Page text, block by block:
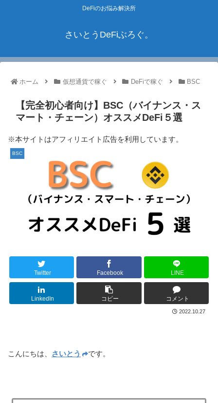
DeFiのお悩み解決所
さいとうDeFiぶろぐ。
ホーム 仮想通貨で稼ぐ DeFiで稼ぐ BSC
【完全初心者向け】BSC（バイナンス・ス
マート・チェーン）オススメDeFi５選
※本サイトはアフィリエイト広告を利用しています。
BSC
Twitter Facebook LINE
LinkedIn コピー コメント
2022.10.27
こんにちは、 さいとう です。